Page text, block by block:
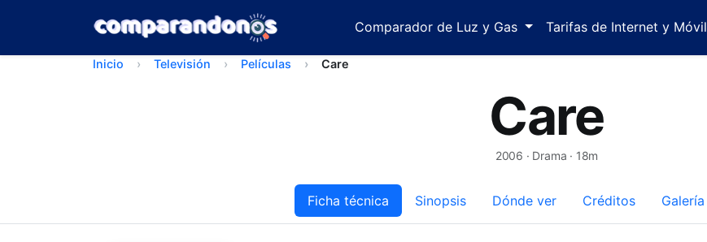
Comparador de Luz y Gas Tarifas de Internet y Móvil
Inicio Televisión Películas Care
Care
2006 · Drama · 18m
Ficha técnica Sinopsis Dónde ver Créditos Galería